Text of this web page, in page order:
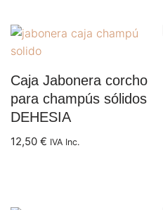
Caja Jabonera corcho
para champús sólidos
DEHESIA
12,50 € IVA Inc.